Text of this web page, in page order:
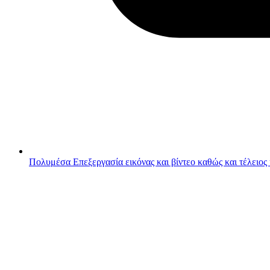
Πολυμέσα Επεξεργασία εικόνας και βίντεο καθώς και τέλειος